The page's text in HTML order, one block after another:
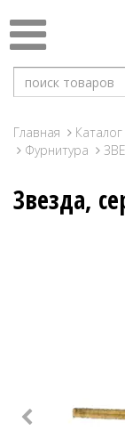
Главная Каталог
Фурнитура
Звезда,